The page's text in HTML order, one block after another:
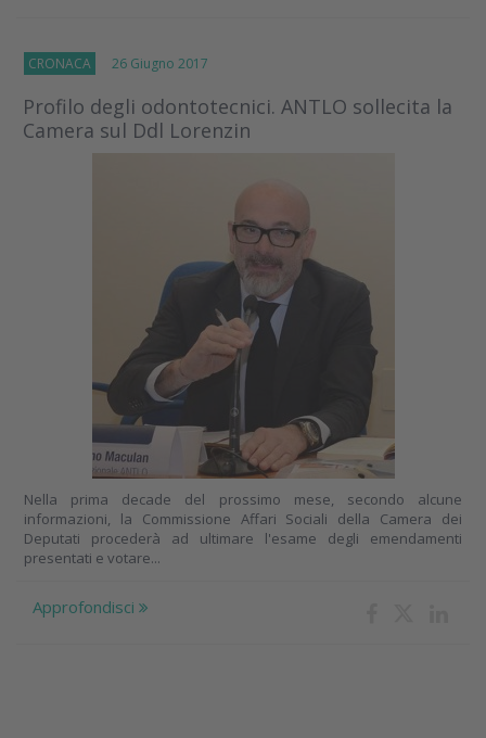
CRONACA 26 Giugno 2017
Profilo degli odontotecnici. ANTLO sollecita la
Camera sul Ddl Lorenzin
Nella prima decade del prossimo mese, secondo alcune
informazioni, la Commissione Affari Sociali della Camera dei
Deputati procederà ad ultimare l'esame degli emendamenti
presentati e votare...
Approfondisci